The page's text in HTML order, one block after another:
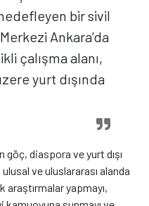
bir sivil
Ankara’da
çalışma alanı,
yurt dışında
göç, diaspora ve yurt dışı
ve uluslararası alanda
yapmayı,